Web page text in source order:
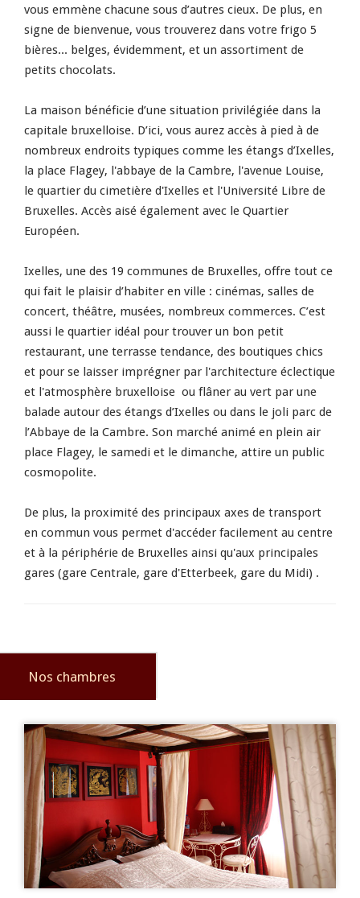
vous emmène chacune sous d’autres cieux. De plus, en
signe de bienvenue, vous trouverez dans votre frigo 5
bières... belges, évidemment, et un assortiment de
petits chocolats.
La maison bénéficie d’une situation privilégiée dans la
capitale bruxelloise. D’ici, vous aurez accès à pied à de
nombreux endroits typiques comme les étangs d’Ixelles,
la place Flagey, l'abbaye de la Cambre, l'avenue Louise,
le quartier du cimetière d'Ixelles et l'Université Libre de
Bruxelles. Accès aisé également avec le Quartier
Européen.
Ixelles, une des 19 communes de Bruxelles, offre tout ce
qui fait le plaisir d’habiter en ville : cinémas, salles de
concert, théâtre, musées, nombreux commerces. C’est
aussi le quartier idéal pour trouver un bon petit
restaurant, une terrasse tendance, des boutiques chics
et pour se laisser imprégner par l'architecture éclectique
et l'atmosphère bruxelloise ou flâner au vert par une
balade autour des étangs d’Ixelles ou dans le joli parc de
l’Abbaye de la Cambre. Son marché animé en plein air
place Flagey, le samedi et le dimanche, attire un public
cosmopolite.
De plus, la proximité des principaux axes de transport
en commun vous permet d'accéder facilement au centre
et à la périphérie de Bruxelles ainsi qu'aux principales
gares (gare Centrale, gare d'Etterbeek, gare du Midi) .
Nos chambres